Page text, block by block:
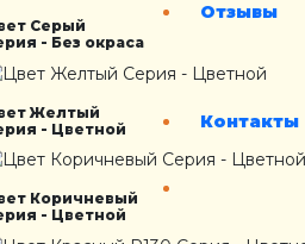
Отзывы
Контакты
Серый
- Без окраса
Желтый
- Цветной
Коричневый
- Цветной